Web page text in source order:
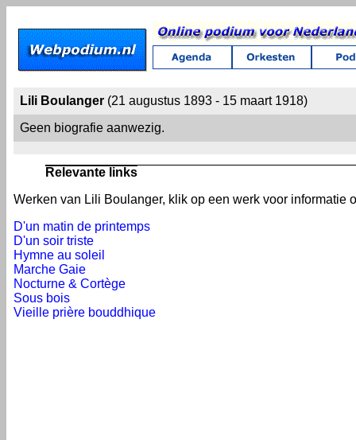
Lili Boulanger (21 augustus 1893 - 15 maart 1918)
Geen biografie aanwezig.
Relevante links
Werken van Lili Boulanger, klik op een werk voor informatie
D'un matin de printemps
D'un soir triste
Hymne au soleil
Marche Gaie
Nocturne & Cortège
Sous bois
Vieille prière bouddhique